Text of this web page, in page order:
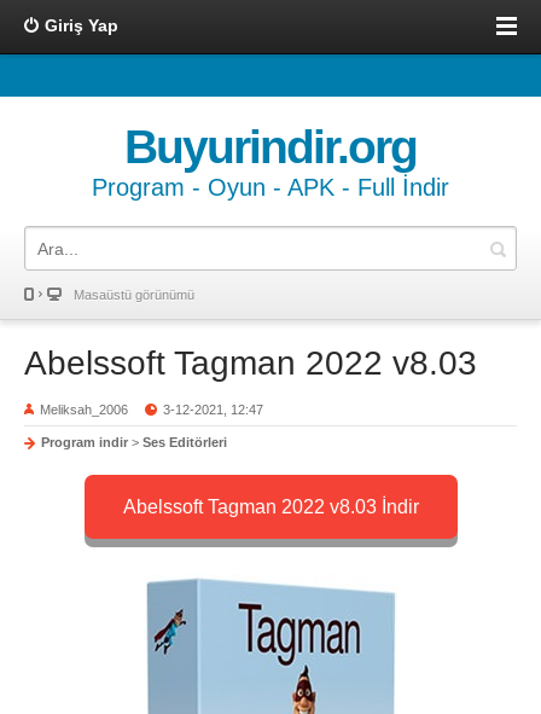
Giriş Yap
Buyurindir.org
Program - Oyun - APK - Full İndir
Masaüstü görünümü
Abelssoft Tagman 2022 v8.03
Meliksah_2006 3-12-2021, 12:47
Program indir > Ses Editörleri
Abelssoft Tagman 2022 v8.03 İndir